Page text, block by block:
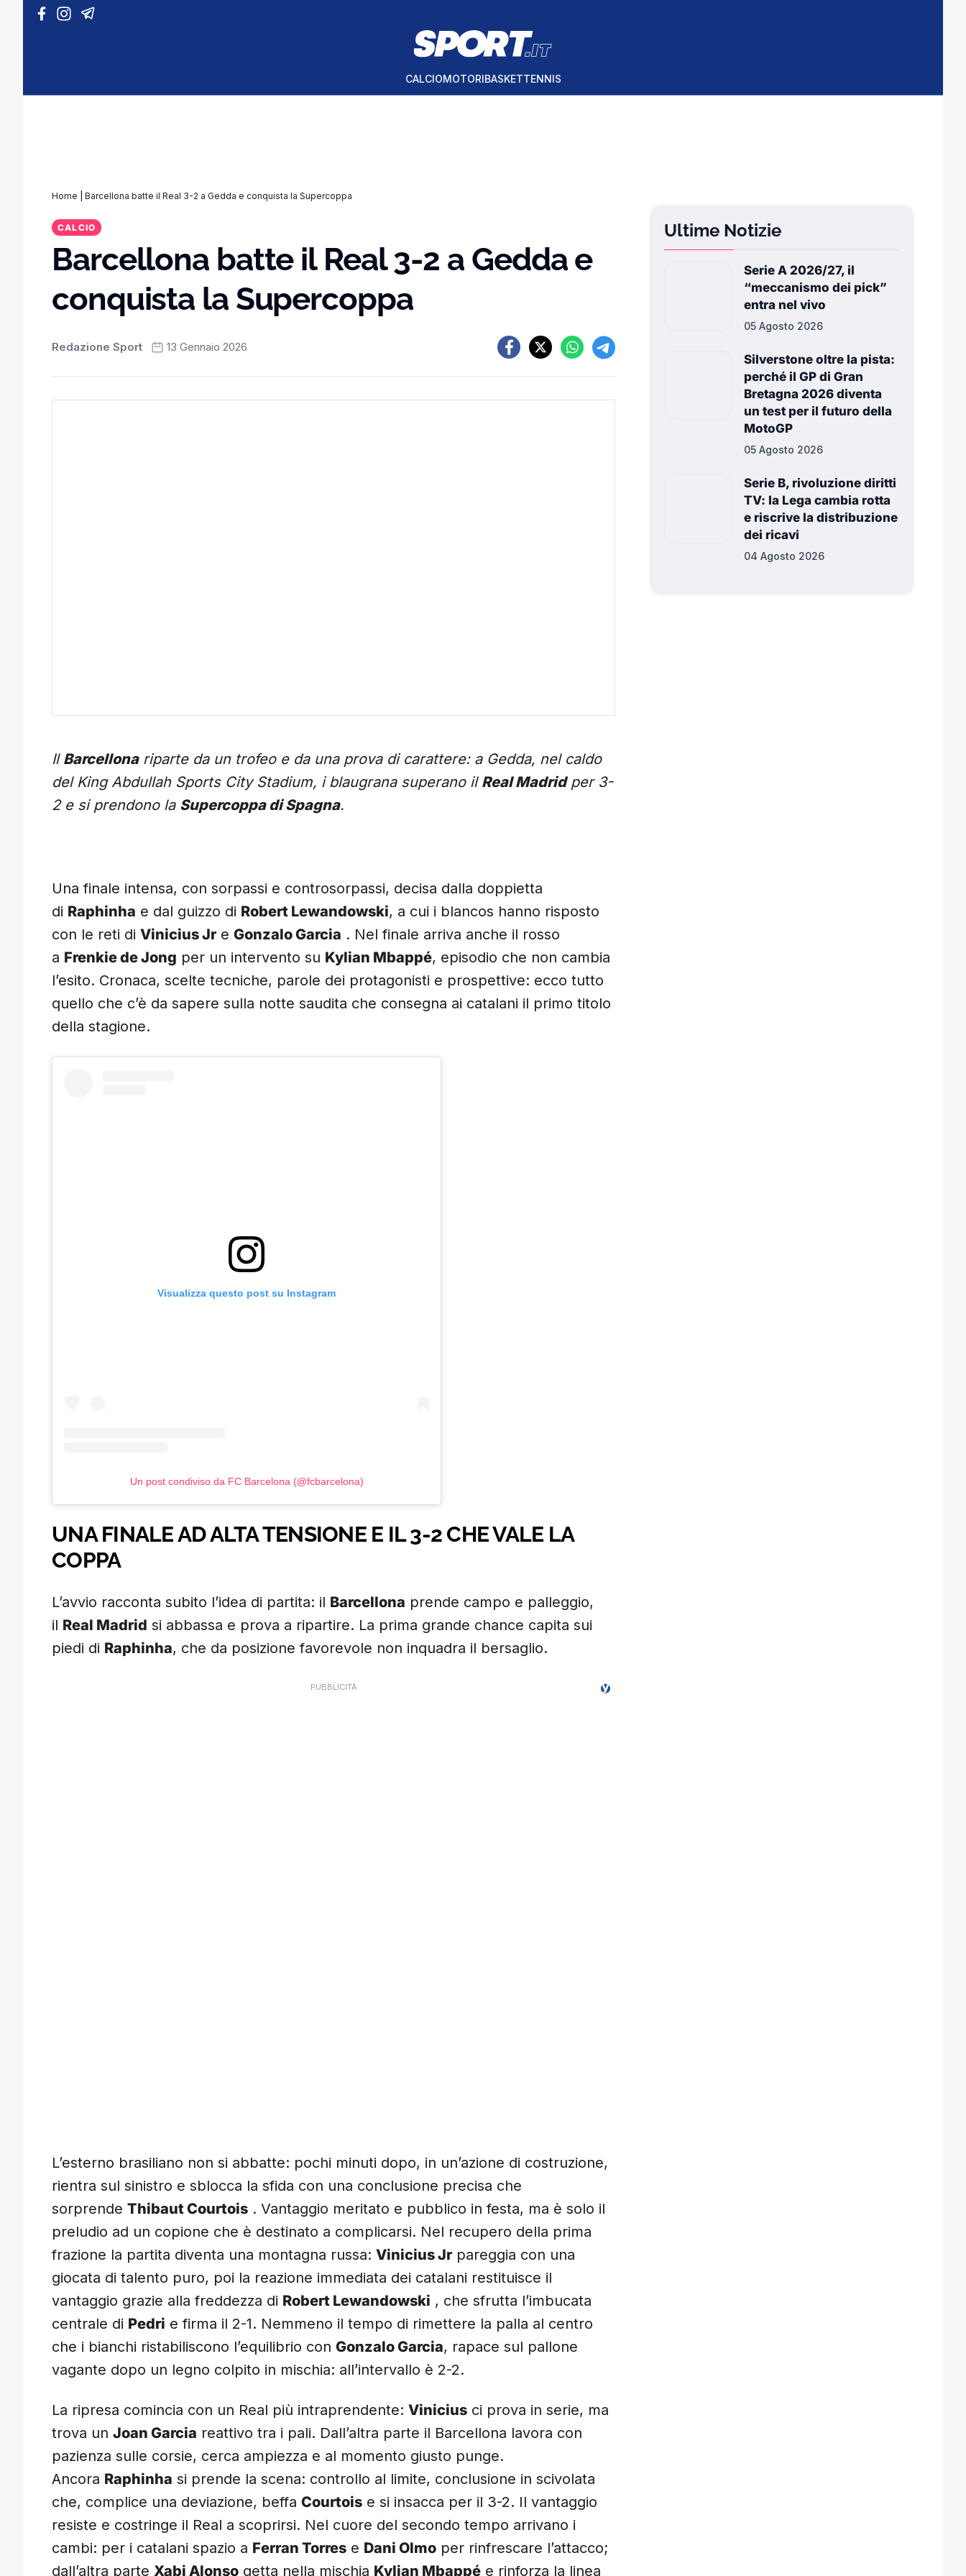
Vai al contenuto
CALCIOMOTORIBASKETTENNIS
Home Barcellona batte il Real 3-2 a Gedda e conquista la Supercoppa
CALCIO
Barcellona batte il Real 3-2 a Gedda e
conquista la Supercoppa
Redazione Sport 13 Gennaio 2026
Il Barcellonariparte da un trofeo e da una prova di carattere: a Gedda, nel caldo
del King Abdullah Sports City Stadium, i blaugrana superano il Real Madridper 3-
2 e si prendono la Supercoppa di Spagna.
Una finale intensa, con sorpassi e controsorpassi, decisa dalla doppietta
di Raphinha e dal guizzo di Robert Lewandowski, a cui i blancos hanno risposto
con le reti di Vinicius Jr e Gonzalo Garcia . Nel finale arriva anche il rosso
a Frenkie de Jong per un intervento su Kylian Mbappé, episodio che non cambia
l’esito. Cronaca, scelte tecniche, parole dei protagonisti e prospettive: ecco tutto
quello che c’è da sapere sulla notte saudita che consegna ai catalani il primo titolo
della stagione.
Visualizza questo post su Instagram
Un post condiviso da FC Barcelona (@fcbarcelona)
UNA FINALE AD ALTA TENSIONE E IL 3-2 CHE VALE LA
COPPA
L’avvio racconta subito l’idea di partita: il Barcellona prende campo e palleggio,
il Real Madrid si abbassa e prova a ripartire. La prima grande chance capita sui
piedi di Raphinha, che da posizione favorevole non inquadra il bersaglio.
L’esterno brasiliano non si abbatte: pochi minuti dopo, in un’azione di costruzione,
rientra sul sinistro e sblocca la sfida con una conclusione precisa che
sorprende Thibaut Courtois . Vantaggio meritato e pubblico in festa, ma è solo il
preludio ad un copione che è destinato a complicarsi. Nel recupero della prima
frazione la partita diventa una montagna russa: Vinicius Jr pareggia con una
giocata di talento puro, poi la reazione immediata dei catalani restituisce il
vantaggio grazie alla freddezza di Robert Lewandowski , che sfrutta l’imbucata
centrale di Pedri e firma il 2-1. Nemmeno il tempo di rimettere la palla al centro
che i bianchi ristabiliscono l’equilibrio con Gonzalo Garcia, rapace sul pallone
vagante dopo un legno colpito in mischia: all’intervallo è 2-2.
La ripresa comincia con un Real più intraprendente: Vinicius ci prova in serie, ma
trova un Joan Garcia reattivo tra i pali. Dall’altra parte il Barcellona lavora con
pazienza sulle corsie, cerca ampiezza e al momento giusto punge.
Ancora Raphinha si prende la scena: controllo al limite, conclusione in scivolata
che, complice una deviazione, beffa Courtois e si insacca per il 3-2. Il vantaggio
resiste e costringe il Real a scoprirsi. Nel cuore del secondo tempo arrivano i
cambi: per i catalani spazio a Ferran Torres e Dani Olmo per rinfrescare l’attacco;
dall’altra parte Xabi Alonso getta nella mischia Kylian Mbappé e rinforza la linea
Ultime Notizie
Serie A 2026/27, il
“meccanismo dei pick”
entra nel vivo
05 Agosto 2026
Silverstone oltre la pista:
perché il GP di Gran
Bretagna 2026 diventa
un test per il futuro della
MotoGP
05 Agosto 2026
Serie B, rivoluzione diritti
TV: la Lega cambia rotta
e riscrive la distribuzione
dei ricavi
04 Agosto 2026